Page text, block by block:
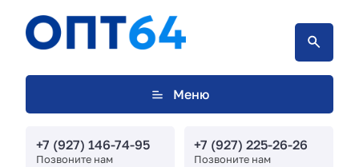
Меню
+7 (927) 146-74-95
Позвоните нам
+7 (927) 225-26-26
Позвоните нам